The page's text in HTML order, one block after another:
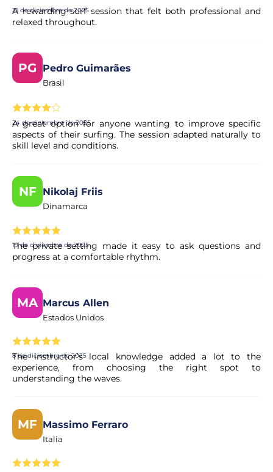
31 de diciembre de 2025
A rewarding surf session that felt both professional and
relaxed throughout.
PG Pedro Guimarães
Brasil
24 de diciembre de 2025
A great option for anyone wanting to improve specific
aspects of their surfing. The session adapted naturally to
skill level and conditions.
NF Nikolaj Friis
Dinamarca
19 de diciembre de 2025
The private setting made it easy to ask questions and
progress at a comfortable rhythm.
MA Marcus Allen
Estados Unidos
8 de diciembre de 2025
The instructor’s local knowledge added a lot to the
experience, from choosing the right spot to
understanding the waves.
MF Massimo Ferraro
Italia